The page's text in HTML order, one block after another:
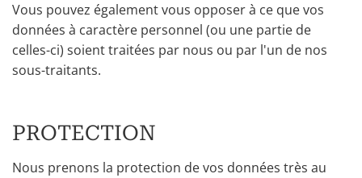
Vous pouvez également vous opposer à ce que vos
données à caractère personnel (ou une partie de
celles-ci) soient traitées par nous ou par l'un de nos
sous-traitants.
PROTECTION
Nous prenons la protection de vos données très au